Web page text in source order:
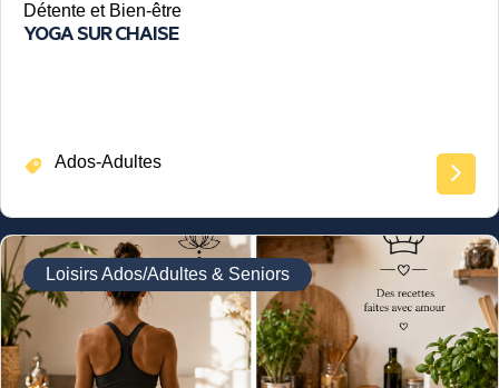
Détente et Bien-être
YOGA SUR CHAISE
Ados-Adultes
Loisirs Ados/Adultes & Seniors